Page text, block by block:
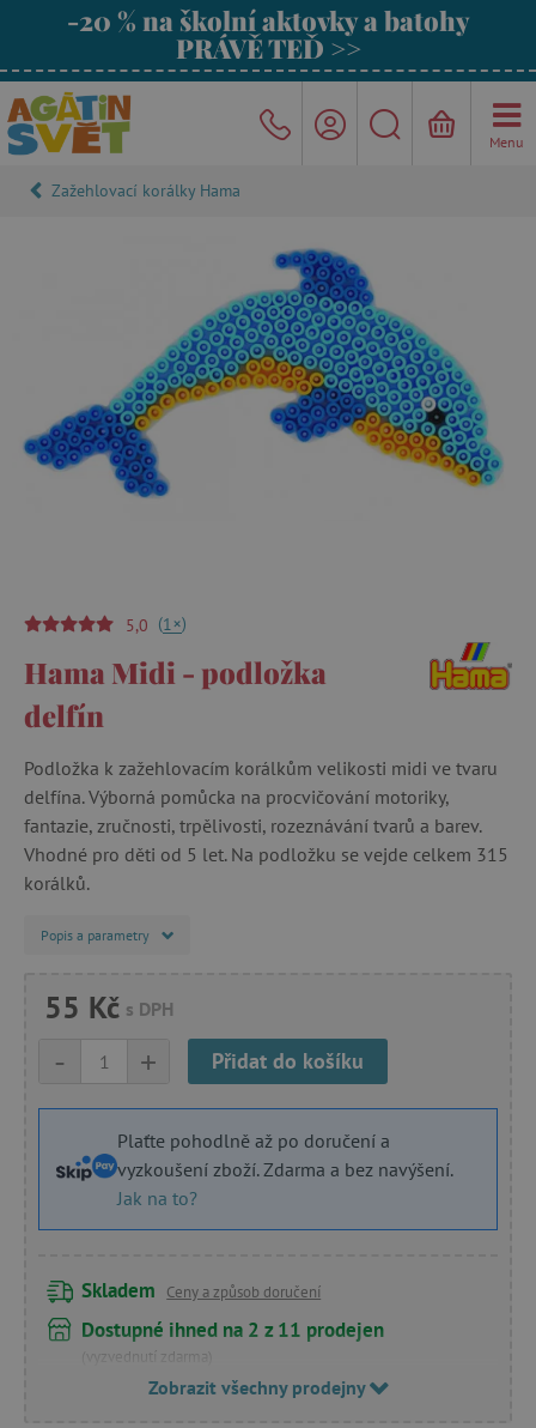
-20 % na školní aktovky a batohy
PRÁVĚ TEĎ >>
Menu
Zažehlovací korálky Hama
5,0 (1+)
Hama Midi - podložka
delfín
Podložka k zažehlovacím korálkům velikosti midi ve tvaru
delfína. Výborná pomůcka na procvičování motoriky,
fantazie, zručnosti, trpělivosti, rozeznávání tvarů a barev.
Vhodné pro děti od 5 let. Na podložku se vejde celkem 315
korálků.
Popis a parametry
55 Kč s DPH
+
- Přidat do košíku
Plaťte pohodlně až po doručení a
vyzkoušení zboží. Zdarma a bez navýšení.
Jak na to?
Skladem Ceny a způsob doručení
Dostupné ihned na 2 z 11 prodejen
(vyzvednutí zdarma)
Zobrazit všechny prodejny